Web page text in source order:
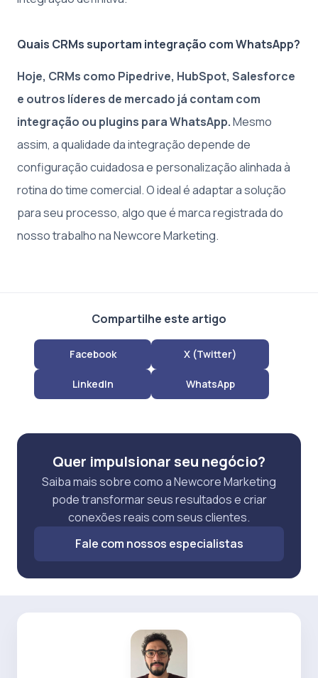
Quais CRMs suportam integração com WhatsApp?
Hoje, CRMs como Pipedrive, HubSpot, Salesforce
e outros líderes de mercado já contam com
integração ou plugins para WhatsApp.Mesmo
assim, a qualidade da integração depende de
configuração cuidadosa e personalização alinhada à
rotina do time comercial. O ideal é adaptar a solução
para seu processo, algo que é marca registrada do
nosso trabalho na Newcore Marketing.
Compartilhe este artigo
Facebook X (Twitter)
LinkedIn WhatsApp
Quer impulsionar seu negócio?
Saiba mais sobre como a Newcore Marketing
pode transformar seus resultados e criar
conexões reais com seus clientes.
Fale com nossos especialistas